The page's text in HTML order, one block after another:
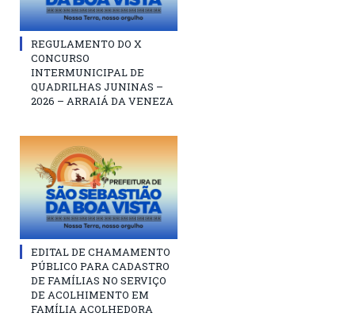
REGULAMENTO DO X
CONCURSO
INTERMUNICIPAL DE
QUADRILHAS JUNINAS –
2026 – ARRAIÁ DA VENEZA
EDITAL DE CHAMAMENTO
PÚBLICO PARA CADASTRO
DE FAMÍLIAS NO SERVIÇO
DE ACOLHIMENTO EM
FAMÍLIA ACOLHEDORA